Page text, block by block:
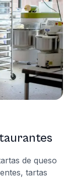
de queso
tartas